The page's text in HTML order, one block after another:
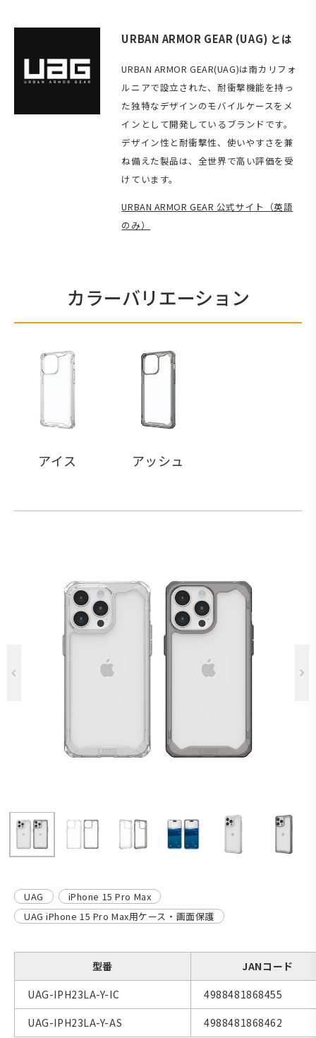
URBAN ARMOR GEAR (UAG) とは
URBAN ARMOR GEAR(UAG)は南カリフォ
ルニアで設立された、耐衝撃機能を持っ
た独特なデザインのモバイルケースをメ
インとして開発しているブランドです。
デザイン性と耐衝撃性、使いやすさを兼
ね備えた製品は、全世界で高い評価を受
けています。
URBAN ARMOR GEAR 公式サイト（英語
のみ）
カラーバリエーション
アイス アッシュ
Previous
UAG
iPhone 15 Pro Max
UAG iPhone 15 Pro Max用ケース・画面保護
型番
JANコード
UAG-IPH23LA-Y-IC
4988481868455
UAG-IPH23LA-Y-AS
4988481868462